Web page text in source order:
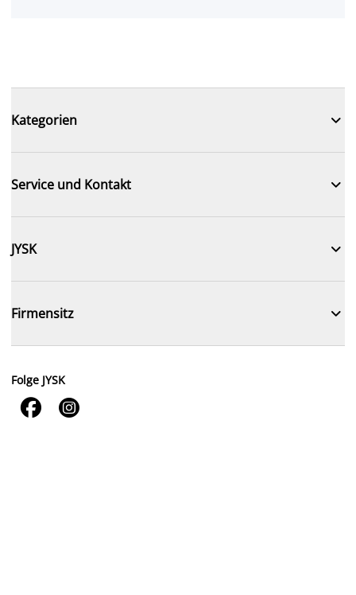
Kategorien 
Service und Kontakt 
JYSK 
Firmensitz 
Folge JYSK
 